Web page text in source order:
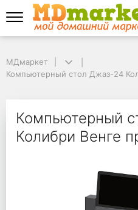
Компьютерный стол Джаз-24
МДмаркет
Компьютерный стол Джаз-24
Компьютерный
Колибри Венге